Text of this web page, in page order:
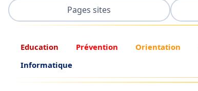
Pages sites
Education Prévention Orientation
Informatique